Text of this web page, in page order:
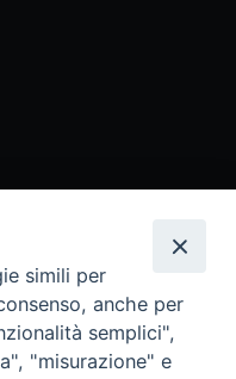
simili per
anche per
semplici",
"misurazione" e